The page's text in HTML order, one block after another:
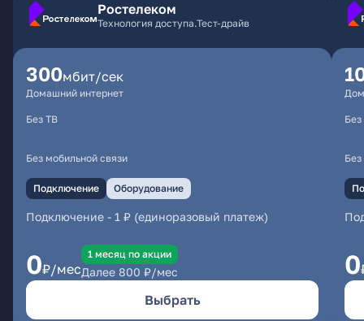
Ростелеком
Технология доступа.Тест-драйв
300мбит/сек
Домашний интернет
Без ТВ
Без мобильной связи
Подключение Оборудование
Подключение - 1 ₽ (единоразовый платеж)
0₽/мес
1 месяц по акции
Далее 800 ₽/мес
Выбрать
0